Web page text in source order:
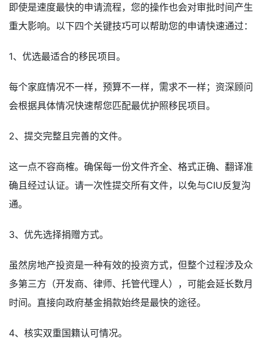
即使是速度最快的申请流程，您的操作也会对审批时间产生
重大影响。以下四个关键技巧可以帮助您的申请快速通过：
1、优选最适合的移民项目。
每个家庭情况不一样，预算不一样，需求不一样；资深顾问
会根据具体情况快速帮您匹配最优护照移民项目。
2、提交完整且完善的文件。
这一点不容商榷。确保每一份文件齐全、格式正确、翻译准
确且经过认证。请一次性提交所有文件，以免与CIU反复沟
通。
3、优先选择捐赠方式。
虽然房地产投资是一种有效的投资方式，但整个过程涉及众
多第三方（开发商、律师、托管代理人），可能会延长数月
时间。直接向政府基金捐款始终是最快的途径。
4、核实双重国籍认可情况。